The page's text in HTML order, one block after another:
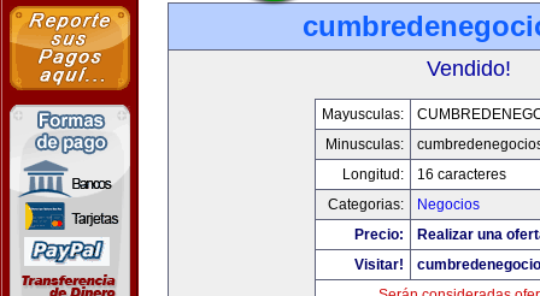
Vendido!
Mayusculas:
Minusculas:
Longitud:
16 caracteres
Categorias:
Negocios
Precio:
Realizar una
Visitar!